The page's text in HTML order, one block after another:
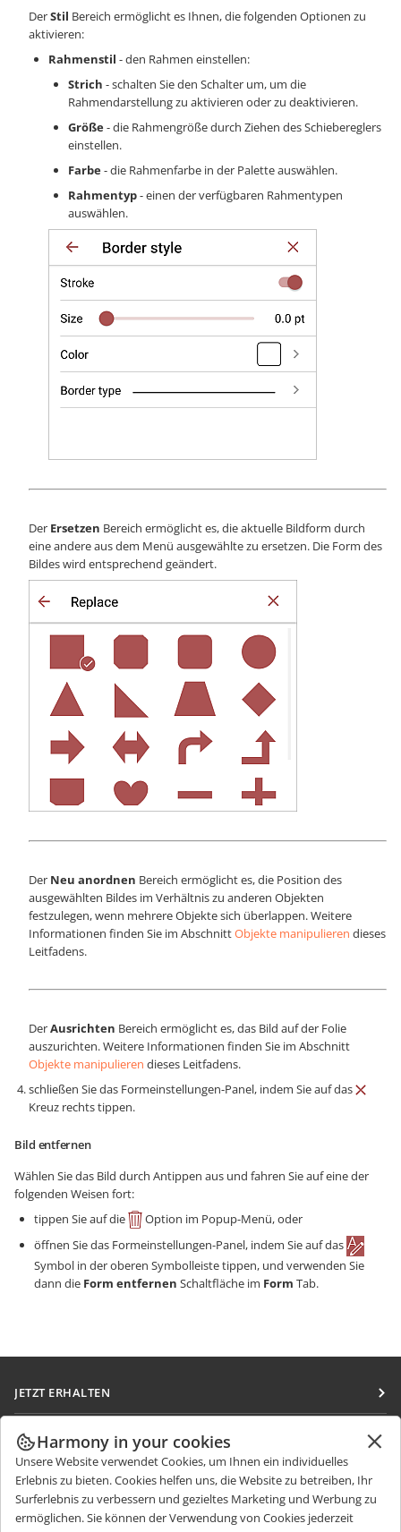
DerStil Bereich ermöglicht es Ihnen, die folgenden Optionen zu
aktivieren:
Rahmenstil - den Rahmen einstellen:
Strich - schalten Sie den Schalter um, um die
Rahmendarstellung zu aktivieren oder zu deaktivieren.
Größe- die Rahmengröße durch Ziehen des Schiebereglers
einstellen.
Farbe- die Rahmenfarbe in der Palette auswählen.
Rahmentyp- einen der verfügbaren Rahmentypen
auswählen.
Der Ersetzen Bereich ermöglicht es, die aktuelle Bildform durch
eine andere aus dem Menü ausgewählte zu ersetzen. Die Form des
Bildes wird entsprechend geändert.
Der Neu anordnen Bereich ermöglicht es, die Position des
ausgewählten Bildes im Verhältnis zu anderen Objekten
festzulegen, wenn mehrere Objekte sich überlappen. Weitere
Informationen finden Sie im AbschnittObjekte manipulieren dieses
Leitfadens.
DerAusrichten Bereich ermöglicht es, das Bild auf der Folie
auszurichten. Weitere Informationen finden Sie im Abschnitt
Objekte manipulieren dieses Leitfadens.
schließen Sie das Formeinstellungen-Panel, indem Sie auf das
Kreuz rechts tippen.
Bild entfernen
Wählen Sie das Bild durch Antippen aus und fahren Sie auf eine der
folgenden Weisen fort:
tippen Sie auf die
Option im Popup-Menü, oder
öffnen Sie das Formeinstellungen-Panel, indem Sie auf das
Symbol in der oberen Symbolleiste tippen, und verwenden Sie
dann die Form entfernen Schaltfläche im Form Tab.
JETZT ERHALTEN
Docs
DocSpace
Workspace
Integrations-Apps
ZUSAMMENARBEITEN
Für Mitwirkende
Für Übersetzer
Für Influencer
NACHRICHTEN ERHALTEN
Blog
HILFE ERHALTEN
Harmony in your cookies
Unsere Website verwendet Cookies, um Ihnen ein individuelles
Erlebnis zu bieten. Cookies helfen uns, die Website zu betreiben, Ihr
Surferlebnis zu verbessern und gezieltes Marketing und Werbung zu
ermöglichen. Sie können der Verwendung von Cookies jederzeit